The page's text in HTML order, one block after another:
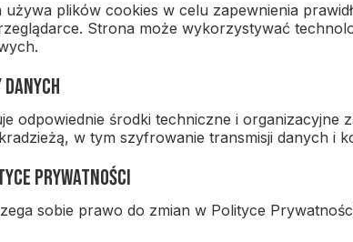
plików cookies w celu zapewnienia
Strona może wykorzystywać
odpowiednie środki techniczne i
w tym szyfrowanie transmisji danych i
Prywatności
sobie prawo do zmian w Polityce